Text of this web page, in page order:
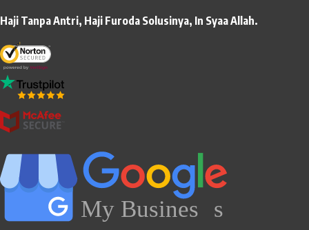
Haji Tanpa Antri, Haji Furoda Solusinya, In Syaa Allah.
My Busines s